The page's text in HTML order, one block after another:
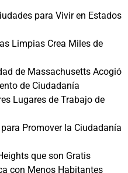
para Vivir en Estados
Limpias Crea Miles de
de Massachusetts Acogió
de Ciudadanía
Lugares de Trabajo de
Promover la Ciudadanía
que son Gratis
con Menos Habitantes